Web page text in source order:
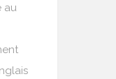
au